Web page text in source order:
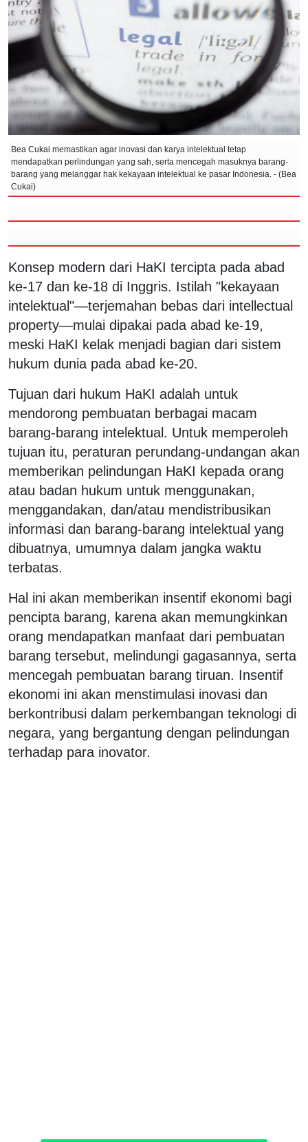
Bea Cukai memastikan agar inovasi dan karya intelektual tetap
mendapatkan perlindungan yang sah, serta mencegah masuknya barang-
barang yang melanggar hak kekayaan intelektual ke pasar Indonesia. - (Bea
Cukai)
Konsep modern dari HaKI tercipta pada abad
ke-17 dan ke-18 di Inggris. Istilah "kekayaan
intelektual"—terjemahan bebas dari intellectual
property—mulai dipakai pada abad ke-19,
meski HaKI kelak menjadi bagian dari sistem
hukum dunia pada abad ke-20.
Tujuan dari hukum HaKI adalah untuk
mendorong pembuatan berbagai macam
barang-barang intelektual. Untuk memperoleh
tujuan itu, peraturan perundang-undangan akan
memberikan pelindungan HaKI kepada orang
atau badan hukum untuk menggunakan,
menggandakan, dan/atau mendistribusikan
informasi dan barang-barang intelektual yang
dibuatnya, umumnya dalam jangka waktu
terbatas.
Hal ini akan memberikan insentif ekonomi bagi
pencipta barang, karena akan memungkinkan
orang mendapatkan manfaat dari pembuatan
barang tersebut, melindungi gagasannya, serta
mencegah pembuatan barang tiruan. Insentif
ekonomi ini akan menstimulasi inovasi dan
berkontribusi dalam perkembangan teknologi di
negara, yang bergantung dengan pelindungan
terhadap para inovator.